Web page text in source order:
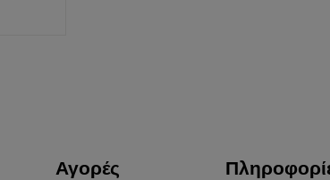
Αγορές